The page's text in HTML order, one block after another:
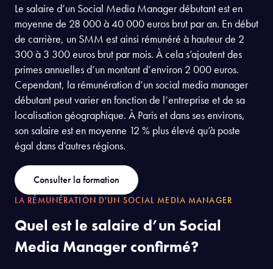
Le salaire d’un Social Media Manager débutant est en
moyenne de 28 000 à 40 000 euros brut par an. En début
de carrière, un SMM est ainsi rémunéré à hauteur de 2
300 à 3 300 euros brut par mois. À cela s’ajoutent des
primes annuelles d’un montant d’environ 2 000 euros.
Cependant, la rémunération d’un social media manager
débutant peut varier en fonction de l’entreprise et de sa
localisation géographique. À Paris et dans ses environs,
son salaire est en moyenne 12 % plus élevé qu’à poste
égal dans d’autres régions.
Consulter la formation
LA RÉMUNÉRATION D'UN SOCIAL MEDIA MANAGER
Quel est le salaire d’un Social
Media Manager confirmé?